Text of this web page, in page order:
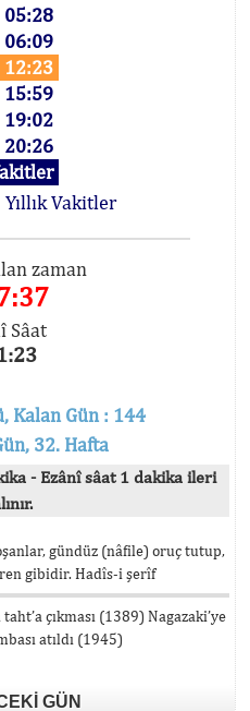
05:28
06:09
12:23
15:59
19:02
20:26
Yıllık Vakitler
zaman
Sâat
Kalan Gün : 144
32. Hafta
- Ezânî sâat 1 dakika ileri
gündüz (nâfile) oruç tutup,
gibidir. Hadîs-i şerîf
çıkması (1389) Nagazaki’ye
atıldı (1945)
GÜN